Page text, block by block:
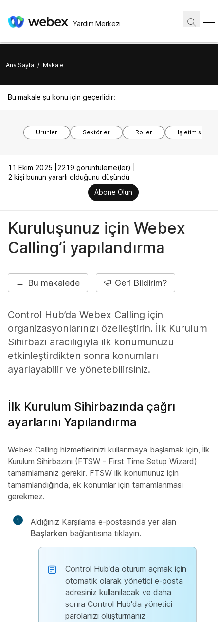
Yardım Merkezi
Ana Sayfa / Makale
Bu makale şu konu için geçerlidir:
Ürünler Sektörler Roller İşletim
11 Ekim 2025 |
2219 görüntüleme(ler) |
2 kişi bunun yararlı olduğunu düşündü
Abone Olun
Kuruluşunuz için Webex
Calling’i yapılandırma
Bu makalede Geri Bildirim?
Control Hub’da Webex Calling için
organizasyonlarınızı özelleştirin. İlk Kurulum
Sihirbazı aracılığıyla ilk konumunuzu
etkinleştirdikten sonra konumları
ayarlayabilir ve yönetebilirsiniz.
İlk Kurulum Sihirbazında çağrı
ayarlarını Yapılandırma
Webex Calling hizmetlerinizi kullanmaya başlamak için, İlk
Kurulum Sihirbazını (FTSW - First Time Setup Wizard)
tamamlamanız gerekir. FTSW ilk konumunuz için
tamamlandığında, ek konumlar için tamamlanması
gerekmez.
1
Aldığınız Karşılama e-postasında yer alan
Başlarken bağlantısına tıklayın.
Control Hub'da oturum açmak için
otomatik olarak yönetici e-posta
adresiniz kullanılacak ve daha
sonra Control Hub'da yönetici
parolanızı oluşturmanız